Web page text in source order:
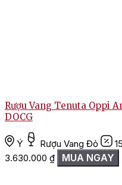
Rượu Vang Tenuta Oppi
DOCG
Ý Rượu Vang Đỏ
3.630.000 ₫ MUA NGAY